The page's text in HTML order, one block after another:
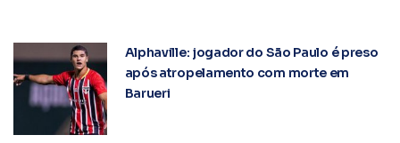
Alphaville: jogador do São Paulo é preso
após atropelamento com morte em
Barueri